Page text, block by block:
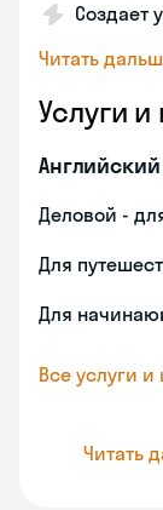
Создает
Читать
Услуги
Деловой -
Для
Для
Все услуги и
Читать